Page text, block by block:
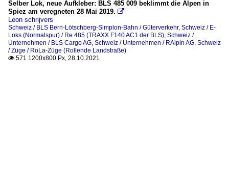
Selber Lok, neue Aufkleber: BLS 485 009 beklimmt die Alpen in
Spiez am veregneten 28 Mai 2019. 
Leon schrijvers
Schweiz / BLS Bern-Lötschberg-Simplon-Bahn / Güterverkehr, Schweiz / E-
Loks (Normalspur) / Re 485 (TRAXX F140 AC1 der BLS), Schweiz /
Unternehmen / BLS Cargo AG, Schweiz / Unternehmen / RAlpin AG, Schweiz
/ Züge / RoLa-Züge (Rollende Landstraße)
 571 1200x800 Px, 28.10.2021